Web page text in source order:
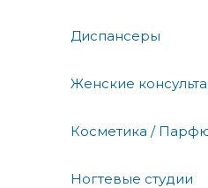
Диспансеры
Женские
Косметика /
Ногтевые студии